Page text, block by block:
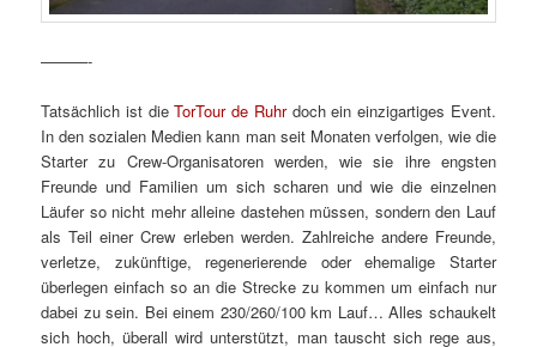
———-
Tatsächlich ist dieTorTour de Ruhrdoch ein einzigartiges Event.
In den sozialen Medien kann man seit Monaten verfolgen, wie die
Starter zu Crew-Organisatoren werden, wie sie ihre engsten
Freunde und Familien um sich scharen und wie die einzelnen
Läufer so nicht mehr alleine dastehen müssen, sondern den Lauf
als Teil einer Crew erleben werden. Zahlreiche andere Freunde,
verletze, zukünftige, regenerierende oder ehemalige Starter
überlegen einfach so an die Strecke zu kommen um einfach nur
dabei zu sein. Bei einem 230/260/100 km Lauf… Alles schaukelt
sich hoch, überall wird unterstützt, man tauscht sich rege aus,